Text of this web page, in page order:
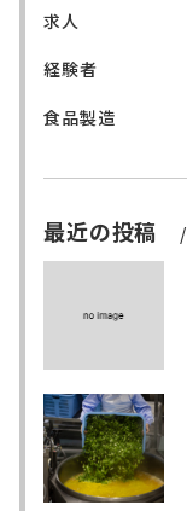
求人
経験者
食品製造
最近の投稿